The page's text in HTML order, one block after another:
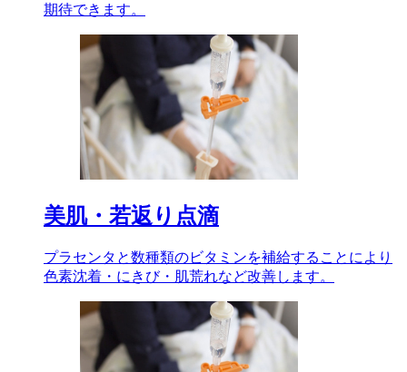
期待できます。
美肌・若返り点滴
プラセンタと数種類のビタミンを補給することにより
色素沈着・にきび・肌荒れなど改善します。